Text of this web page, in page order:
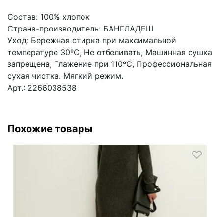
Состав: 100% хлопок
Страна-производитель: БАНГЛАДЕШ
Уход: Бережная стирка при максимальной
температуре 30ºС, Не отбеливать, Машинная сушка
запрещена, Глажение при 110ºС, Профессиональная
сухая чистка. Мягкий режим.
Арт.: 2266038538
Похожие товары